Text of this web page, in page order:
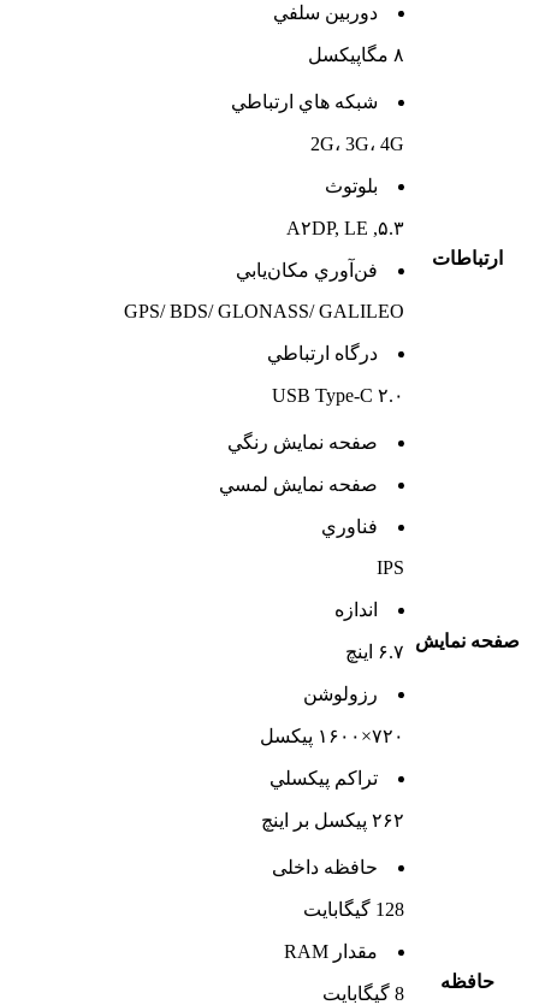
دوربين سلفي
۸ مگاپیکسل
ارتباطات
شبکه هاي ارتباطي
2G، 3G، 4G
بلوتوث
۵.۳, A۲DP, LE
فن‌آوري مکان‌يابي
GPS/ BDS/ GLONASS/ GALILEO
درگاه ارتباطي
USB Type-C ۲.۰
صفحه نمايش
صفحه نمايش رنگي
صفحه نمايش لمسي
فناوري
IPS
اندازه
۶.۷ اینچ
رزولوشن
۷۲۰×۱۶۰۰ پیکسل
تراکم پيکسلي
۲۶۲ پیکسل بر اینچ
حافظه
حافظه داخلی
128 گيگابايت
مقدار RAM
8 گیگابایت